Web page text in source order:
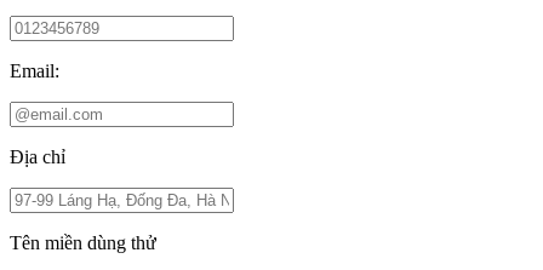
Email:
Địa chỉ
Tên miền dùng thử